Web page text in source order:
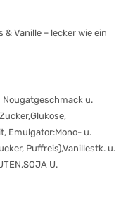
Vanille – lecker wie ein
u.
Emulgator:Mono- u.
Puffreis),Vanillestk. u.
U.